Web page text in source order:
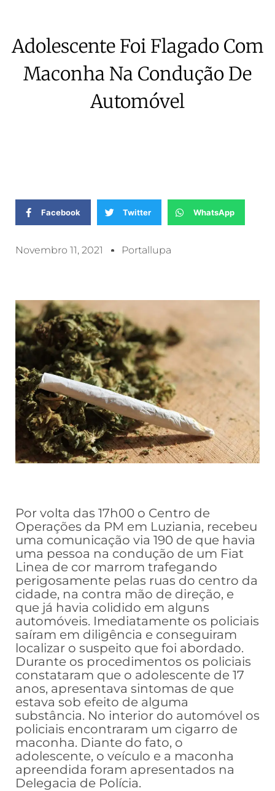
Adolescente Foi Flagado Com
Maconha Na Condução De
Automóvel
Facebook Twitter WhatsApp
Novembro 11, 2021 Portallupa
Por volta das 17h00 o Centro de
Operações da PM em Luziania, recebeu
uma comunicação via 190 de que havia
uma pessoa na condução de um Fiat
Linea de cor marrom trafegando
perigosamente pelas ruas do centro da
cidade, na contra mão de direção, e
que já havia colidido em alguns
automóveis. Imediatamente os policiais
saíram em diligência e conseguiram
localizar o suspeito que foi abordado.
Durante os procedimentos os policiais
constataram que o adolescente de 17
anos, apresentava sintomas de que
estava sob efeito de alguma
substância. No interior do automóvel os
policiais encontraram um cigarro de
maconha. Diante do fato, o
adolescente, o veículo e a maconha
apreendida foram apresentados na
Delegacia de Polícia.